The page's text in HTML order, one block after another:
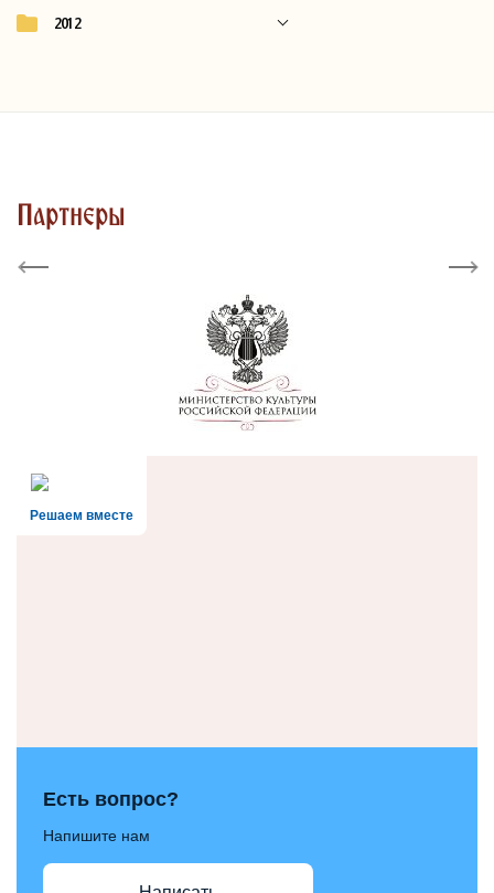
2012
Партнеры
Previous Next
Решаем вместе
Есть вопрос?
Напишите нам